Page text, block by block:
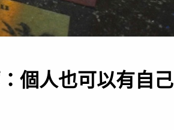
個人也可以有自己